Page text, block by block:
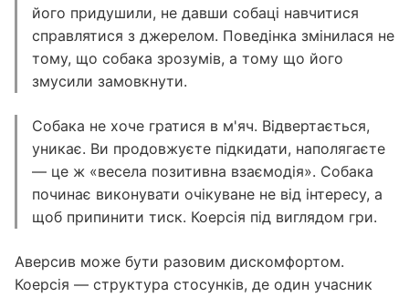
його придушили, не давши собаці навчитися
справлятися з джерелом. Поведінка змінилася не
тому, що собака зрозумів, а тому що його
змусили замовкнути.
Собака не хоче гратися в м'яч. Відвертається,
уникає. Ви продовжуєте підкидати, наполягаєте
— це ж «весела позитивна взаємодія». Собака
починає виконувати очікуване не від інтересу, а
щоб припинити тиск. Коерсія під виглядом гри.
Аверсив може бути разовим дискомфортом.
Коерсія — структура стосунків, де один учасник